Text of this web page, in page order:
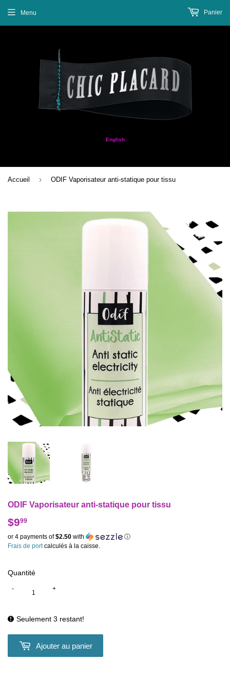
English
Menu Panier
Accueil › ODIF Vaporisateur anti-statique pour tissu
ODIF Vaporisateur anti-statique pour tissu
$999
or 4 payments of$2.50 with
ⓘ
Frais de portcalculés à la caisse.
Quantité
+
-
Seulement 3 restant!
Ajouter au panier